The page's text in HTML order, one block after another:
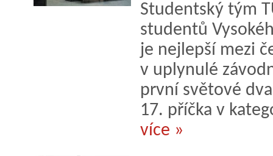
Studentský tým
studentů
je nejlepší mezi
v uplynulé
první světové
17. příčka v
více »